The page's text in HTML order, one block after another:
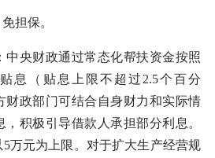
免担保。
：中央财政通过常态化帮扶资金按照
息（贴息上限不超过2.5个百分
财政部门可结合自身财力和实际情
积极引导借款人承担部分利息。
万元为上限。对于扩大生产经营规